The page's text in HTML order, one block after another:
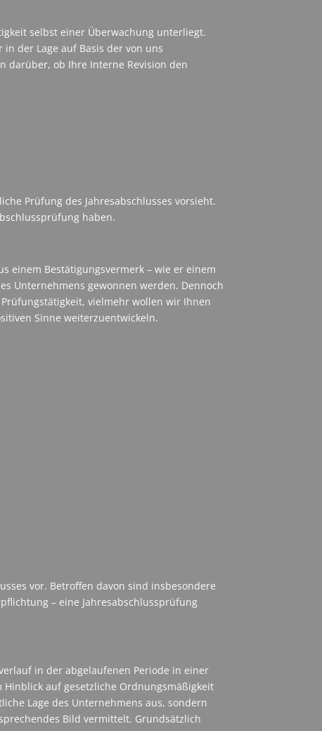
selbst einer Überwachung unterliegt.
der Lage auf Basis der von uns
darüber, ob Ihre Interne Revision den
Prüfung des Jahresabschlusses vorsieht.
haben.
einem Bestätigungsvermerk – wie er einem
Unternehmens gewonnen werden. Dennoch
vielmehr wollen wir Ihnen
Sinne weiterzuentwickeln.
vor. Betroffen davon sind insbesondere
– eine Jahresabschlussprüfung
in der abgelaufenen Periode in einer
auf gesetzliche Ordnungsmäßigkeit
Lage des Unternehmens aus, sondern
Bild vermittelt. Grundsätzlich